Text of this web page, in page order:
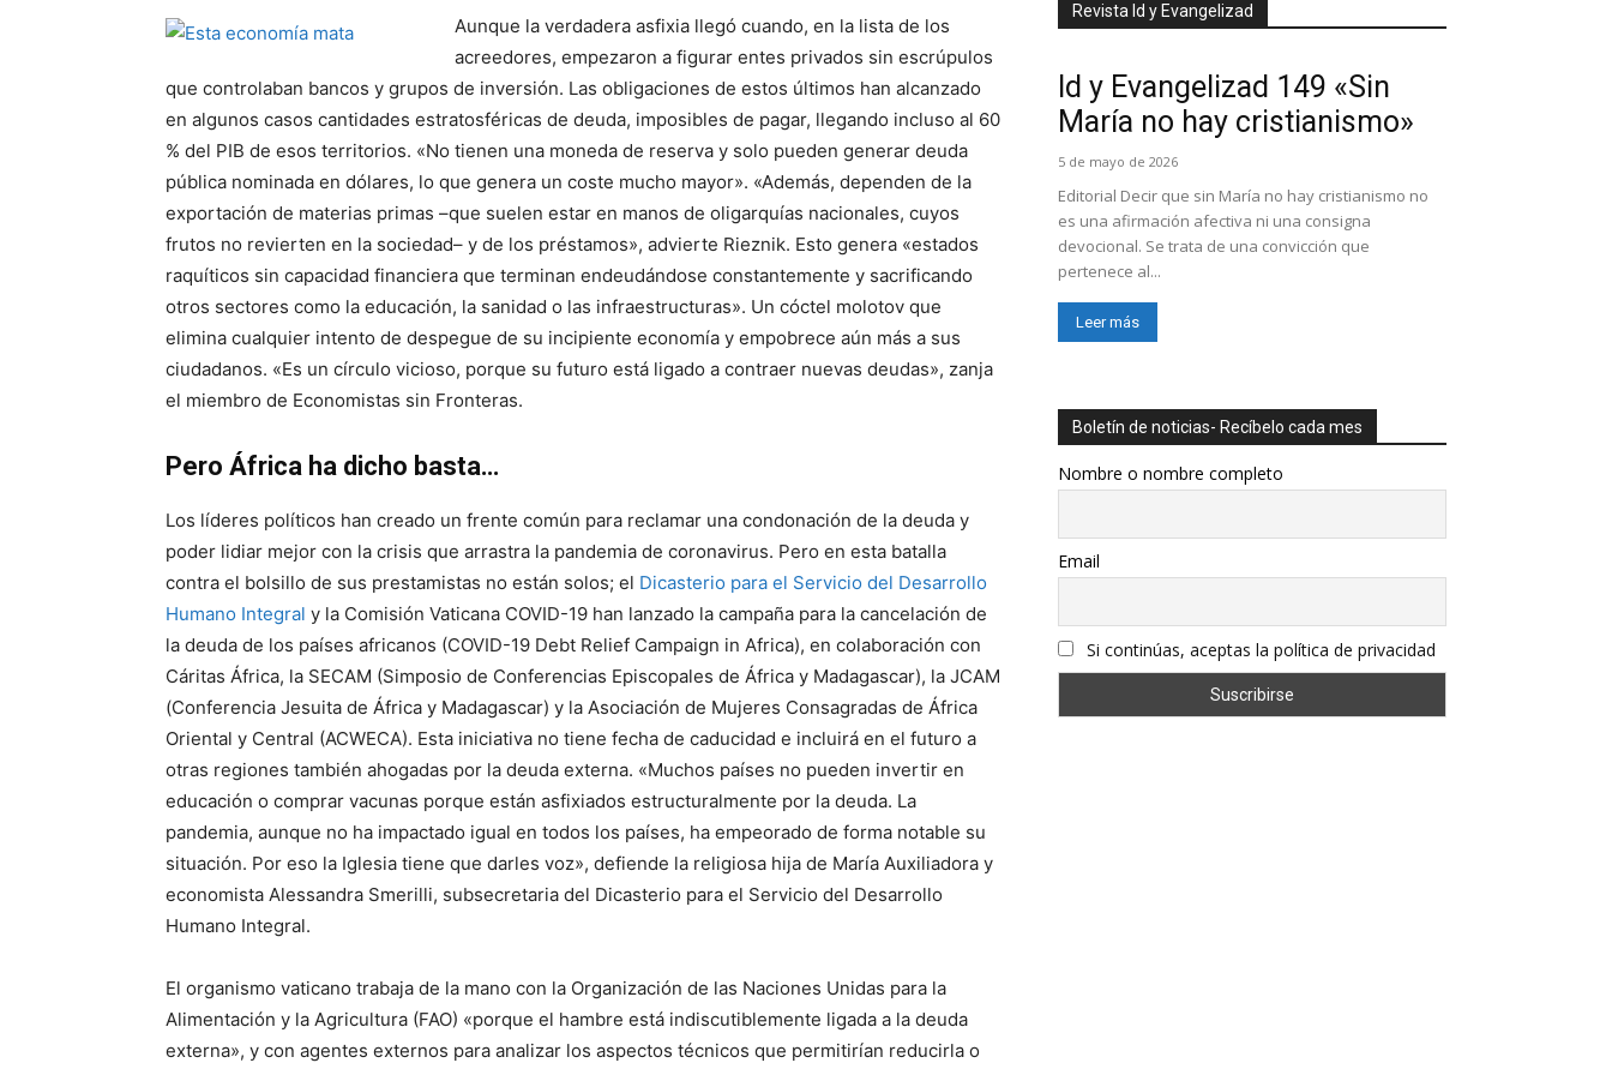
Aunque la verdadera asfixia llegó cuando, en la lista de los
acreedores, empezaron a figurar entes privados sin escrúpulos
que controlaban bancos y grupos de inversión. Las obligaciones de estos últimos han alcanzado
en algunos casos cantidades estratosféricas de deuda, imposibles de pagar, llegando incluso al 60
% del PIB de esos territorios. «No tienen una moneda de reserva y solo pueden generar deuda
pública nominada en dólares, lo que genera un coste mucho mayor». «Además, dependen de la
exportación de materias primas –que suelen estar en manos de oligarquías nacionales, cuyos
frutos no revierten en la sociedad– y de los préstamos», advierte Rieznik. Esto genera «estados
raquíticos sin capacidad financiera que terminan endeudándose constantemente y sacrificando
otros sectores como la educación, la sanidad o las infraestructuras». Un cóctel molotov que
elimina cualquier intento de despegue de su incipiente economía y empobrece aún más a sus
ciudadanos. «Es un círculo vicioso, porque su futuro está ligado a contraer nuevas deudas», zanja
el miembro de Economistas sin Fronteras.
Pero África ha dicho basta…
Los líderes políticos han creado un frente común para reclamar una condonación de la deuda y
poder lidiar mejor con la crisis que arrastra la pandemia de coronavirus. Pero en esta batalla
contra el bolsillo de sus prestamistas no están solos; el Dicasterio para el Servicio del Desarrollo
Humano Integral y la Comisión Vaticana COVID-19 han lanzado la campaña para la cancelación de
la deuda de los países africanos (COVID-19 Debt Relief Campaign in Africa), en colaboración con
Cáritas África, la SECAM (Simposio de Conferencias Episcopales de África y Madagascar), la JCAM
(Conferencia Jesuita de África y Madagascar) y la Asociación de Mujeres Consagradas de África
Oriental y Central (ACWECA). Esta iniciativa no tiene fecha de caducidad e incluirá en el futuro a
otras regiones también ahogadas por la deuda externa. «Muchos países no pueden invertir en
educación o comprar vacunas porque están asfixiados estructuralmente por la deuda. La
pandemia, aunque no ha impactado igual en todos los países, ha empeorado de forma notable su
situación. Por eso la Iglesia tiene que darles voz», defiende la religiosa hija de María Auxiliadora y
economista Alessandra Smerilli, subsecretaria del Dicasterio para el Servicio del Desarrollo
Humano Integral.
El organismo vaticano trabaja de la mano con la Organización de las Naciones Unidas para la
Alimentación y la Agricultura (FAO) «porque el hambre está indiscutiblemente ligada a la deuda
externa», y con agentes externos para analizar los aspectos técnicos que permitirían reducirla o
Revista Id y Evangelizad
Id y Evangelizad 149 «Sin
María no hay cristianismo»
5 de mayo de 2026
Editorial Decir que sin María no hay cristianismo no
es una afirmación afectiva ni una consigna
devocional. Se trata de una convicción que
pertenece al...
Leer más
Boletín de noticias- Recíbelo cada mes
Nombre o nombre completo
Email
Si continúas, aceptas la política de privacidad